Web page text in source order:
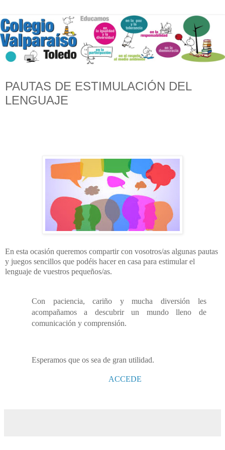
PAUTAS DE ESTIMULACIÓN DEL
LENGUAJE
En esta ocasión queremos compartir con vosotros/as algunas pautas
y juegos sencillos que podéis hacer en casa para estimular el
lenguaje de vuestros pequeños/as.
Con paciencia, cariño y mucha diversión les
acompañamos a descubrir un mundo lleno de
comunicación y comprensión.
Esperamos que os sea de gran utilidad.
ACCEDE